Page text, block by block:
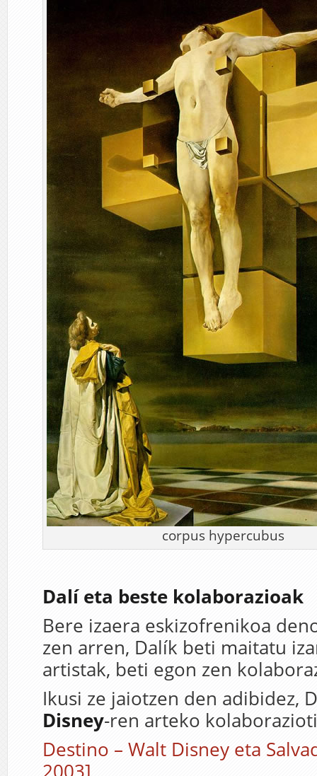
corpus hypercubus
Dalí eta beste kolaborazioak
Bere izaera eskizofrenikoa
zen arren, Dalík beti maitatu
artistak, beti egon zen
Ikusi ze jaiotzen den adibidez,
Disney-ren arteko
Destino – Walt Disney eta